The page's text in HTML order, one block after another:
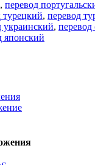
, перевод
турецкий, перевод
украинский,
японский